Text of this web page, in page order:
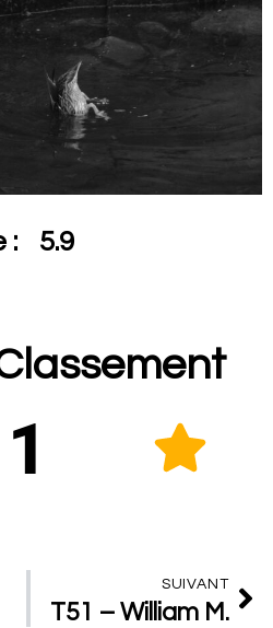
: 5.9
1
SUIVANT
T51 – William M.